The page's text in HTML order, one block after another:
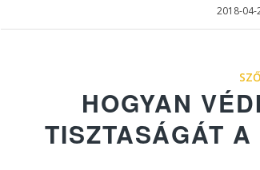
2018-04-
/
HOGYAN
TISZTASÁGÁT